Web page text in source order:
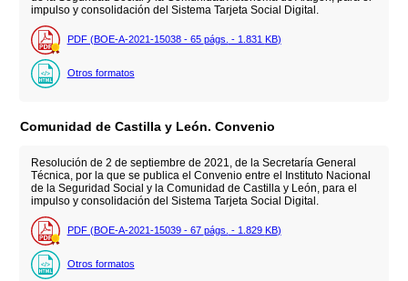
impulso y consolidación del Sistema Tarjeta Social Digital.
PDF (BOE-A-2021-15038 - 65 págs. - 1.831 KB)
Otros formatos
Comunidad de Castilla y León. Convenio
Resolución de 2 de septiembre de 2021, de la Secretaría General
Técnica, por la que se publica el Convenio entre el Instituto Nacional
de la Seguridad Social y la Comunidad de Castilla y León, para el
impulso y consolidación del Sistema Tarjeta Social Digital.
PDF (BOE-A-2021-15039 - 67 págs. - 1.829 KB)
Otros formatos